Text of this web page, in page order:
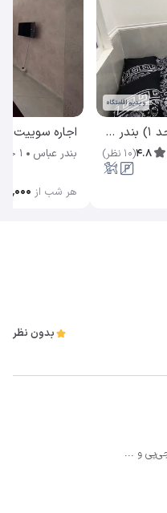
ویدیو اقامتگاه
اجاره سوییت ساحلی دریادلان (واحد 1) بندر عباس
4.8
(
10 نظر)
اجاره سوییت فانوس
بندر عباس 1 خوابه
هر شب از
بدون نظر
و ...